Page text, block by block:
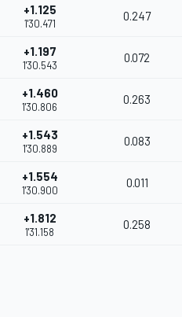
+1.125
1'30.471
0.247
+1.197
1'30.543
0.072
+1.460
1'30.806
0.263
+1.543
1'30.889
0.083
+1.554
1'30.900
0.011
+1.812
1'31.158
0.258